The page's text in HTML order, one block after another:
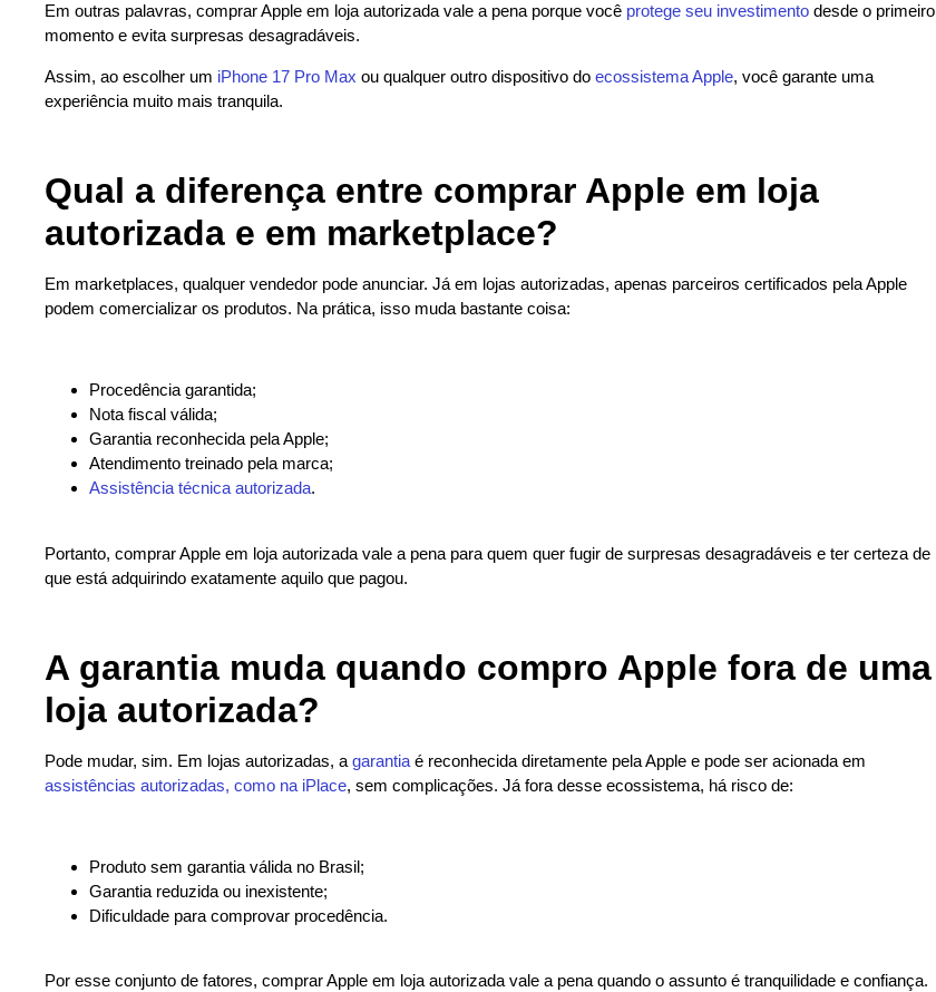
Em outras palavras, comprar Apple em loja autorizada vale a pena porque você protege seu investimento desde o primeiro
momento e evita surpresas desagradáveis.
Assim, ao escolher um iPhone 17 Pro Max ou qualquer outro dispositivo do ecossistema Apple, você garante uma
experiência muito mais tranquila.
Qual a diferença entre comprar Apple em loja
autorizada e em marketplace?
Em marketplaces, qualquer vendedor pode anunciar. Já em lojas autorizadas, apenas parceiros certificados pela Apple
podem comercializar os produtos. Na prática, isso muda bastante coisa:
Procedência garantida;
Nota fiscal válida;
Garantia reconhecida pela Apple;
Atendimento treinado pela marca;
Assistência técnica autorizada.
Portanto, comprar Apple em loja autorizada vale a pena para quem quer fugir de surpresas desagradáveis e ter certeza de
que está adquirindo exatamente aquilo que pagou.
A garantia muda quando compro Apple fora de uma
loja autorizada?
Pode mudar, sim. Em lojas autorizadas, a garantia é reconhecida diretamente pela Apple e pode ser acionada em
assistências autorizadas, como na iPlace, sem complicações. Já fora desse ecossistema, há risco de:
Produto sem garantia válida no Brasil;
Garantia reduzida ou inexistente;
Dificuldade para comprovar procedência.
Por esse conjunto de fatores, comprar Apple em loja autorizada vale a pena quando o assunto é tranquilidade e confiança.